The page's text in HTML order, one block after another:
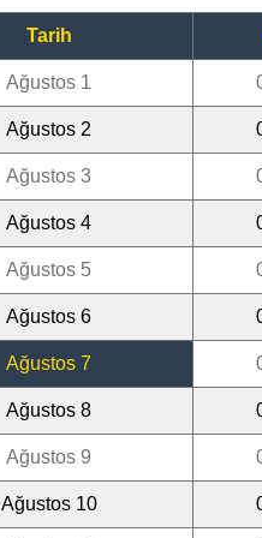
Tarih
Ağustos 1
Ağustos 2
Ağustos 3
Ağustos 4
Ağustos 5
Ağustos 6
Ağustos 7
Ağustos 8
Ağustos 9
Ağustos 10